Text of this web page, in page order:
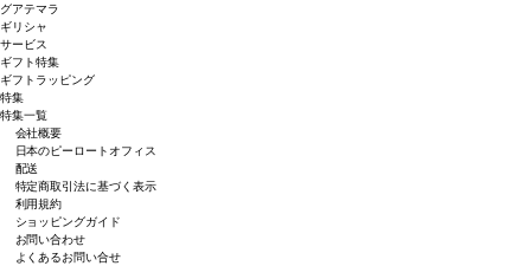
グアテマラ
ギリシャ
サービス
ギフト特集
ギフトラッピング
特集
特集一覧
会社概要
日本のピーロートオフィス
配送
特定商取引法に基づく表示
利用規約
ショッピングガイド
お問い合わせ
よくあるお問い合せ